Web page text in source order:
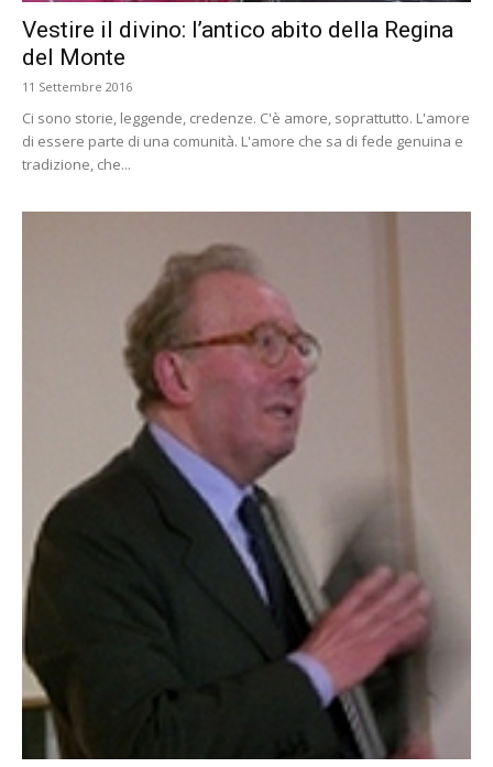
Vestire il divino: l’antico abito della Regina
del Monte
11 Settembre 2016
Ci sono storie, leggende, credenze. C'è amore, soprattutto. L'amore
di essere parte di una comunità. L'amore che sa di fede genuina e
tradizione, che...